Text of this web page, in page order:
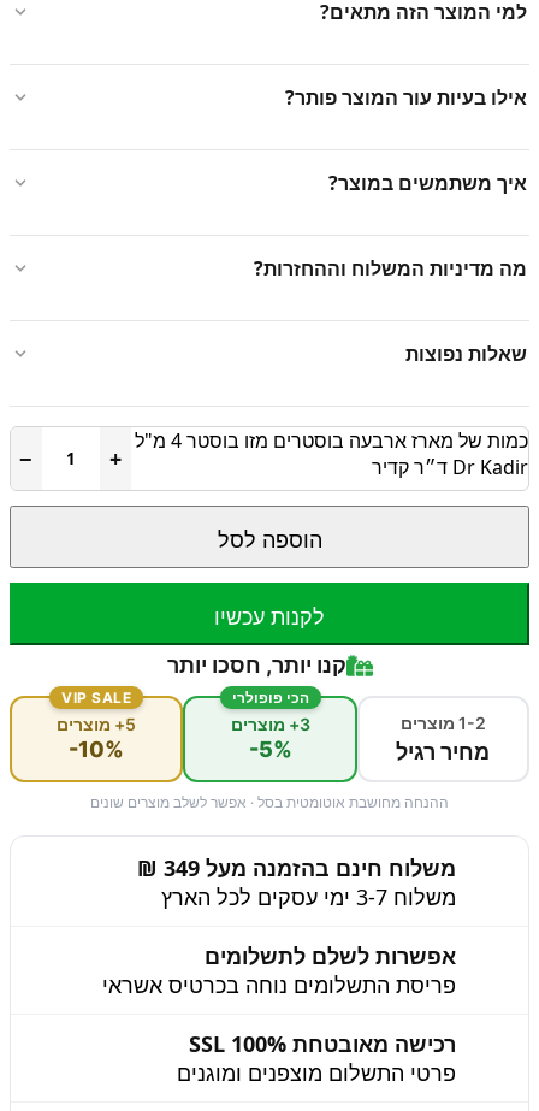
למי המוצר הזה מתאים?
אילו בעיות עור המוצר פותר?
איך משתמשים במוצר?
מה מדיניות המשלוח וההחזרות?
שאלות נפוצות
כמות של מארז ארבעה בוסטרים מזו בוסטר 4 מ"ל
Dr Kadir ד״ר קדיר
+
−
הוספה לסל
לקנות עכשיו
קנו יותר, חסכו יותר
1-2 מוצרים
מחיר רגיל
הכי פופולרי
3+ מוצרים
-5%
VIP SALE
5+ מוצרים
-10%
ההנחה מחושבת אוטומטית בסל · אפשר לשלב מוצרים שונים
משלוח חינם בהזמנה מעל 349 ₪
משלוח 3-7 ימי עסקים לכל הארץ
אפשרות לשלם לתשלומים
פריסת התשלומים נוחה בכרטיס אשראי
רכישה מאובטחת 100% SSL
פרטי התשלום מוצפנים ומוגנים